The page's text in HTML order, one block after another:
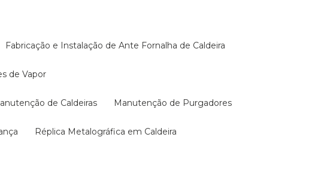
Fabricação e Instalação de Ante Fornalha de Caldeira
de Vapor
Manutenção de Caldeiras Manutenção de Purgadores
Réplica Metalográfica em Caldeira